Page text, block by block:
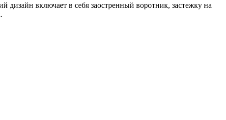
дизайн включает в себя заостренный воротник, застежку на